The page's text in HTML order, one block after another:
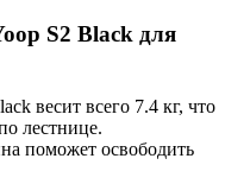
S2 Black для
весит всего 7.4 кг, что
лестнице.
поможет освободить